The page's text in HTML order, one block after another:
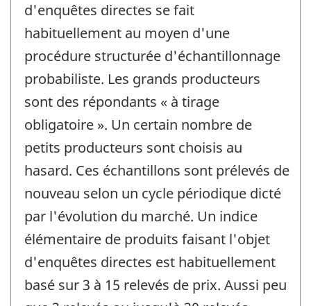
d'enquêtes directes se fait
habituellement au moyen d'une
procédure structurée d'échantillonnage
probabiliste. Les grands producteurs
sont des répondants « à tirage
obligatoire ». Un certain nombre de
petits producteurs sont choisis au
hasard. Ces échantillons sont prélevés de
nouveau selon un cycle périodique dicté
par l'évolution du marché. Un indice
élémentaire de produits faisant l'objet
d'enquêtes directes est habituellement
basé sur 3 à 15 relevés de prix. Aussi peu